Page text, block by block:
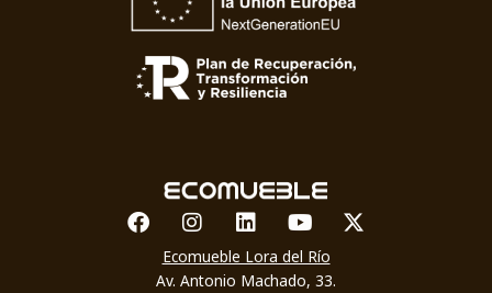
FacebookInstagram
LinkedinYoutubeX-twitter
Ecomueble Lora del Río
Av. Antonio Machado, 33.